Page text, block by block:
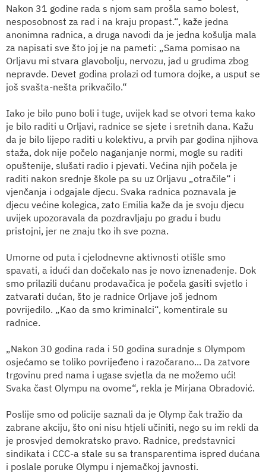
Nakon 31 godine rada s njom sam prošla samo bolest,
nesposobnost za rad i na kraju propast.“, kaže jedna
anonimna radnica, a druga navodi da je jedna košulja mala
za napisati sve što joj je na pameti: „Sama pomisao na
Orljavu mi stvara glavobolju, nervozu, jad u grudima zbog
nepravde. Devet godina prolazi od tumora dojke, a usput se
još svašta-nešta prikvačilo.“
Iako je bilo puno boli i tuge, uvijek kad se otvori tema kako
je bilo raditi u Orljavi, radnice se sjete i sretnih dana. Kažu
da je bilo lijepo raditi u kolektivu, a prvih par godina njihova
staža, dok nije počelo naganjanje normi, mogle su raditi
opuštenije, slušati radio i pjevati. Većina njih počela je
raditi nakon srednje škole pa su uz Orljavu „otračile“ i
vjenčanja i odgajale djecu. Svaka radnica poznavala je
djecu većine kolegica, zato Emilia kaže da je svoju djecu
uvijek upozoravala da pozdravljaju po gradu i budu
pristojni, jer ne znaju tko ih sve pozna.
Umorne od puta i cjelodnevne aktivnosti otišle smo
spavati, a idući dan dočekalo nas je novo iznenađenje. Dok
smo prilazili dućanu prodavačica je počela gasiti svjetlo i
zatvarati dućan, što je radnice Orljave još jednom
povrijedilo. „Kao da smo kriminalci“, komentirale su
radnice.
„Nakon 30 godina rada i 50 godina suradnje s Olympom
osjećamo se toliko povrijeđeno i razočarano... Da zatvore
trgovinu pred nama i ugase svjetla da ne možemo ući!
Svaka čast Olympu na ovome“, rekla je Mirjana Obradović.
Poslije smo od policije saznali da je Olymp čak tražio da
zabrane akciju, što oni nisu htjeli učiniti, nego su im rekli da
je prosvjed demokratsko pravo. Radnice, predstavnici
sindikata i CCC-a stale su sa transparentima ispred dućana
i poslale poruke Olympu i njemačkoj javnosti.